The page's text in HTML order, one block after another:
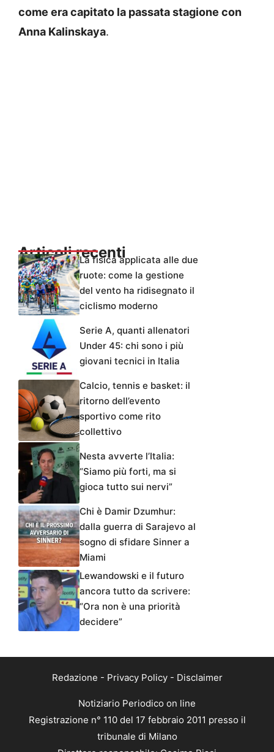
come era capitato la passata stagione con
Anna Kalinskaya.
Articoli recentiLa fisica applicata alle due
ruote: come la gestione
del vento ha ridisegnato il
ciclismo moderno
Serie A, quanti allenatori
Under 45: chi sono i più
giovani tecnici in Italia
Calcio, tennis e basket: il
ritorno dell’evento
sportivo come rito
collettivo
Nesta avverte l’Italia:
“Siamo più forti, ma si
gioca tutto sui nervi”
Chi è Damir Dzumhur:
dalla guerra di Sarajevo al
sogno di sfidare Sinner a
Miami
Lewandowski e il futuro
ancora tutto da scrivere:
“Ora non è una priorità
decidere”
Redazione - Privacy Policy- Disclaimer
Notiziario Periodico on line
Registrazione n° 110 del 17 febbraio 2011 presso il
tribunale di Milano